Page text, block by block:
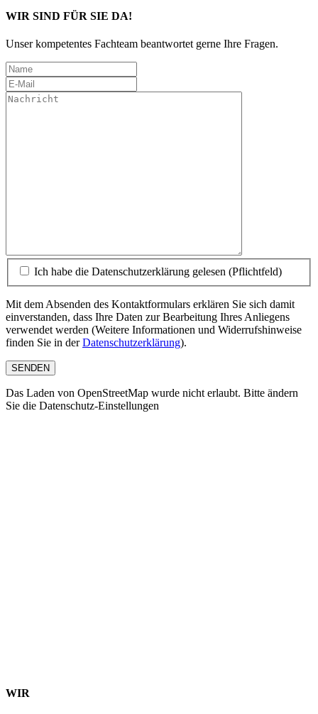
WIR SIND FÜR SIE DA!
Unser kompetentes Fachteam beantwortet gerne Ihre Fragen.
Ich habe die Datenschutzerklärung gelesen (Pflichtfeld)
Mit dem Absenden des Kontaktformulars erklären Sie sich damit
einverstanden, dass Ihre Daten zur Bearbeitung Ihres Anliegens
verwendet werden (Weitere Informationen und Widerrufshinweise
finden Sie in derDatenschutzerklärung).
SENDEN
Das Laden von OpenStreetMap wurde nicht erlaubt. Bitte ändern
Sie die Datenschutz-Einstellungen
WIR